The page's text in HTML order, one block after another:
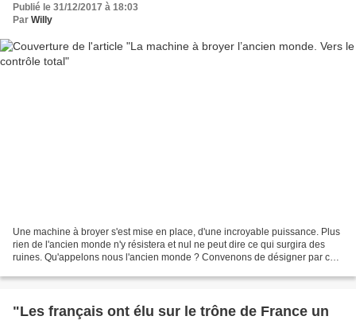
Publié le 31/12/2017 à 18:03
Par Willy
Une machine à broyer s'est mise en place, d'une incroyable puissance. Plus
rien de l'ancien monde n'y résistera et nul ne peut dire ce qui surgira des
ruines. Qu'appelons nous l'ancien monde ? Convenons de désigner par ce
"Les français ont élu sur le trône de France un